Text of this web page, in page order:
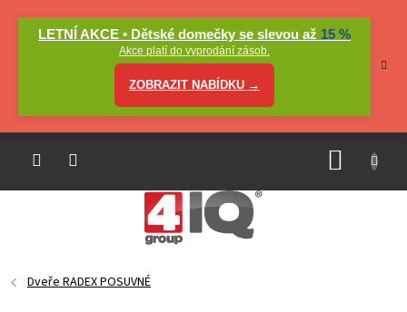
LETNÍ AKCE • Dětské domečky se slevou až 15 %
Akce platí do vyprodání zásob.
ZOBRAZIT NABÍDKU →
Dveře RADEX POSUVNÉ